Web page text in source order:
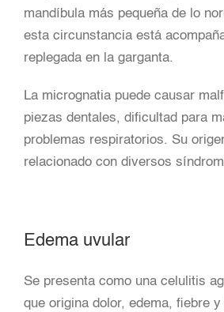
mandíbula más pequeña de lo
esta circunstancia está
replegada en la garganta.
La micrognatia puede causar
piezas dentales, dificultad para
problemas respiratorios. Su
relacionado con diversos
Edema uvular
Se presenta como una celulitis
que origina dolor, edema, fiebre